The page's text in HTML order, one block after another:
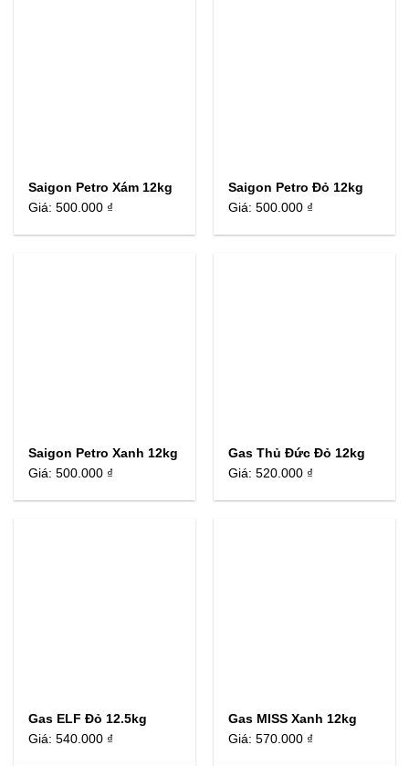
Saigon Petro Xám 12kg
Giá:500.000 ₫
Saigon Petro Đỏ 12kg
Giá:500.000 ₫
Saigon Petro Xanh 12kg
Giá:500.000 ₫
Gas Thủ Đức Đỏ 12kg
Giá:520.000 ₫
Gas ELF Đỏ 12.5kg
Giá:540.000 ₫
Gas MISS Xanh 12kg
Giá:570.000 ₫